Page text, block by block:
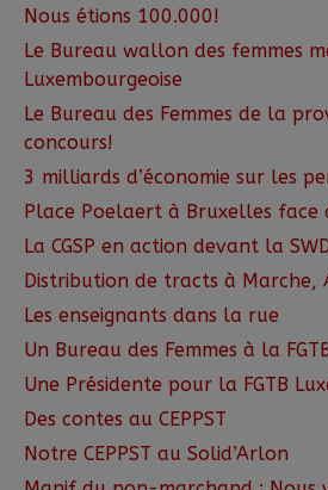
Nous étions 100.000!
Le Bureau wallon des femmes
Luxembourgeoise
Le Bureau des Femmes de la
concours!
3 milliards d’économie sur les
Place Poelaert à Bruxelles
La CGSP en action devant la
Distribution de tracts à
Les enseignants dans la rue
Un Bureau des Femmes à la
Une Présidente pour la FGTB
Des contes au CEPPST
Notre CEPPST au Solid’Arlon